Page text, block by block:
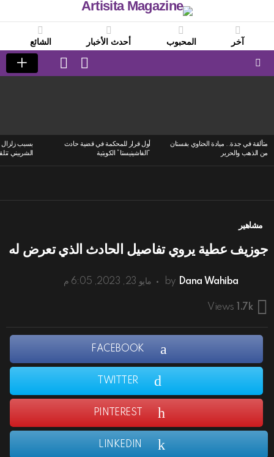
آخر المحبوب أحدث الأخبار الشائع
SWITCH
SKIN
LOGIN
متألقة في جدة.. ميادة الحناوي بفستان
من الذهب والحرير
أول قرار للمحكمة في قضية حادث
“الفاشينيستا” الكويتية
بسبب زلزال
الشربيني
مشاهير
جوزيف عطية يروي تفاصيل الحادث الذي تعرض له
by Dana Wahiba مايو 23, 2023, 6:05 م
1.7k
Views
FACEBOOK
TWITTER
PINTEREST
LINKEDIN